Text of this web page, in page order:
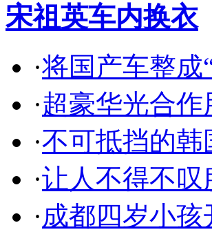
宋祖英车内换衣
·将国产车整成
·超豪华光合作
·不可抵挡的韩
·让人不得不
·成都四岁小